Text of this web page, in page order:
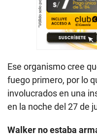
Ese organismo cree
fuego primero, por lo
involucrados en una
en la noche del 27 de
Walker no estaba